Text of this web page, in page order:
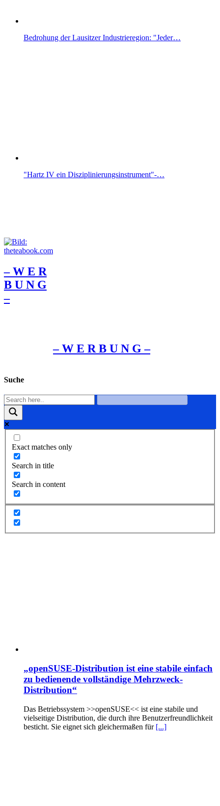
Bedrohung der Lausitzer Industrieregion: "Jeder…
"Hartz IV ein Disziplinierungsinstrument"-…
– W Ε R
Β U Ν G
–
– W Ε R Β U Ν G –
Suche
Exact matches only
Search in title
Search in content
„openSUSE-Distribution ist eine stabile einfach
zu bedienende vollständige Mehrzweck-
Distribution“
Das Betriebssystem >>openSUSE<< ist eine stabile und
vielseitige Distribution, die durch ihre Benutzerfreundlichkeit
besticht. Sie eignet sich gleichermaßen für [...]